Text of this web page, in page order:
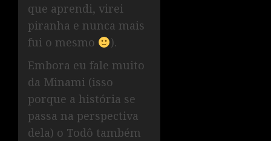
que aprendi, virei
piranha e nunca mais
fui o mesmo
).
Embora eu fale muito
da Minami (isso
porque a história se
passa na perspectiva
dela) o Todô também